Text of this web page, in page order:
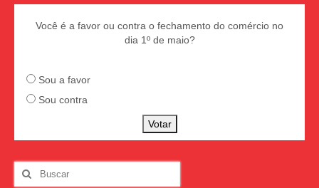
Você é a favor ou contra o fechamento do comércio no
dia 1º de maio?
Sou a favor
Sou contra
Votar